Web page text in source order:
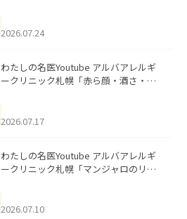
た。
2026.07.24
わたしの名医Youtube アルバアレルギ
ークリニック札幌「赤ら顔・酒さ・ニ
した。
2026.07.17
わたしの名医Youtube アルバアレルギ
ークリニック札幌「マンジャロのリア
た。
2026.07.10